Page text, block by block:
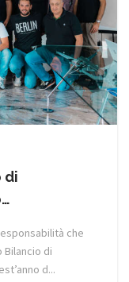
di
che
Bilancio di
d...